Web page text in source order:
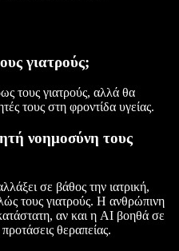
γιατρούς;
τους γιατρούς, αλλά θα
τους στη φροντίδα υγείας.
νοημοσύνη τους
σε βάθος την ιατρική,
τους γιατρούς. Η ανθρώπινη
αν και η AI βοηθά σε
θεραπείας.